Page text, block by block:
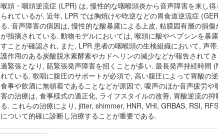
喉頭・咽頭逆流症 (LPR) は, 慢性的な咽喉頭炎から音声障害を来し
られているが, 近年, LPR では胸焼けや吃逆などの胃食道逆流症
る. 音声障害の病因は, 慢性的な酸暴露による上皮, 粘膜固有層の損
が指摘されている. 動物モデルにおいては, 喉頭に酸やペプシンを
すことが確認され, また, LPR 患者の咽喉頭の生検組織において, 声
護作用のある炭酸脱水素酵素やカドヘリンの減少などが報告されて
過緊張となり, 筋緊張発声障害を招くことが多い. 最長発声持続時間
れている. 歌唱に腹圧のサポートが必須で, 高い腹圧によって胃酸の
食事や飲酒に無頓着であることなどが原因で, 嗄声のほか音声疲労
害の治療は, 食事様式の適正化, ライフスタイルの改善, 胃酸逆流の
る. これらの治療により, jitter, shimmer, HNR, VHI, GRBAS, RSI,
について的確に診断し治療することが重要である.